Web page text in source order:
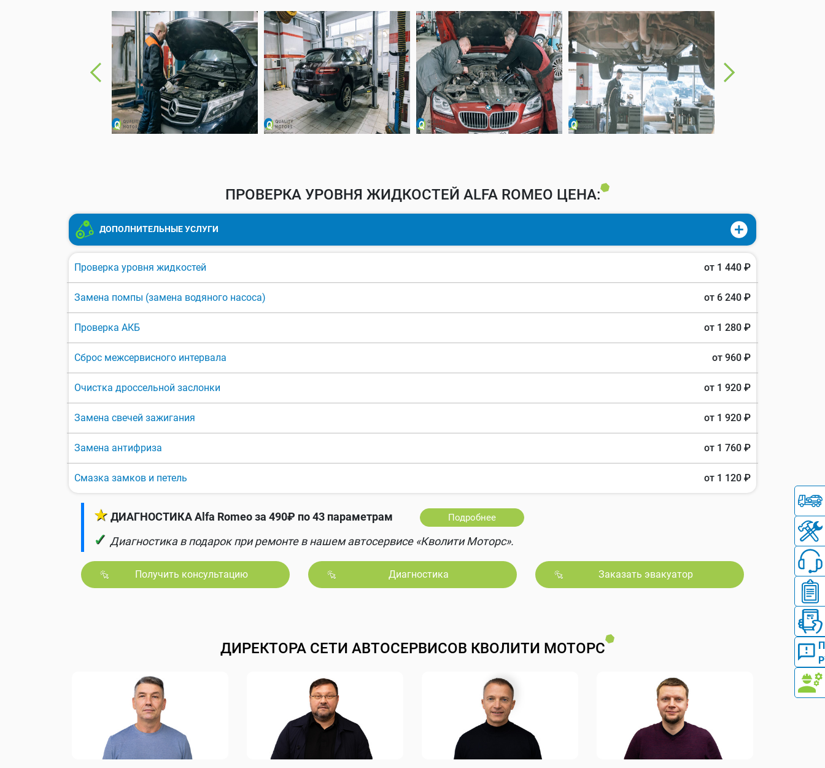
ПРОВЕРКА УРОВНЯ ЖИДКОСТЕЙ ALFA ROMEO ЦЕНА:
ДОПОЛНИТЕЛЬНЫЕ УСЛУГИ
Проверка уровня жидкостей от 1 440 ₽
Замена помпы (замена водяного насоса) от 6 240 ₽
Проверка АКБ от 1 280 ₽
Сброс межсервисного интервала от 960 ₽
Очистка дроссельной заслонки от 1 920 ₽
Замена свечей зажигания от 1 920 ₽
Замена антифриза от 1 760 ₽
Смазка замков и петель от 1 120 ₽
★ ДИАГНОСТИКА Alfa Romeo за 490₽ по 43 параметрам Подробнее
✓ Диагностика в подарок при ремонте в нашем автосервисе «Кволити Моторс».
Получить консультацию Диагностика Заказать эвакуатор
ДИРЕКТОРА СЕТИ АВТОСЕРВИСОВ КВОЛИТИ МОТОРС